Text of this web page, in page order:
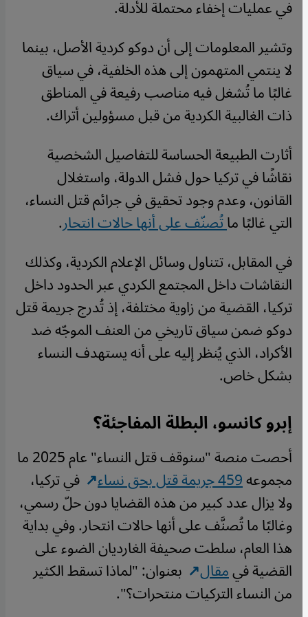
في عمليات إخفاء محتملة للأدلة.
وتشير المعلومات إلى أن دوكو كردية الأصل، بينما
لا ينتمي المتهمون إلى هذه الخلفية، في سياق
غالبًا ما تُشغل فيه مناصب رفيعة في المناطق
ذات الغالبية الكردية من قبل مسؤولين أتراك.
أثارت الطبيعة الحساسة للتفاصيل الشخصية
نقاشًا في تركيا حول فشل الدولة، واستغلال
القانون، وعدم وجود تحقيق في جرائم قتل النساء،
التي غالبًا ماتُصنّف على أنها حالات انتحار.
في المقابل، تتناول وسائل الإعلام الكردية، وكذلك
النقاشات داخل المجتمع الكردي عبر الحدود داخل
تركيا، القضية من زاوية مختلفة، إذ تُدرج جريمة قتل
دوكو ضمن سياق تاريخي من العنف الموجّه ضد
الأكراد، الذي يُنظر إليه على أنه يستهدف النساء
بشكل خاص.
إبرو كانسو، البطلة المفاجئة؟
أحصت منصة "سنوقف قتل النساء" عام 2025 ما
مجموعه459 جريمة قتل بحق نساء في تركيا،
ولا يزال عدد كبير من هذه القضايا دون حلّ رسمي،
وغالبًا ما تُصنَّف على أنها حالات انتحار. وفي بداية
هذا العام، سلطت صحيفة الغارديان الضوء على
القضية فيمقال بعنوان: "لماذا تسقط الكثير
من النساء التركيات منتحرات؟".